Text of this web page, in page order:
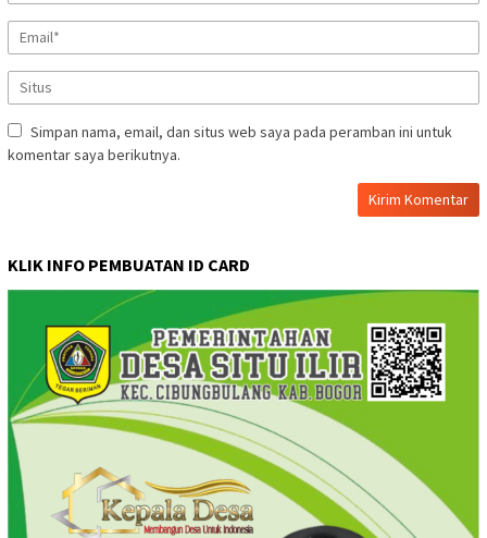
Simpan nama, email, dan situs web saya pada peramban ini untuk
komentar saya berikutnya.
KLIK INFO PEMBUATAN ID CARD